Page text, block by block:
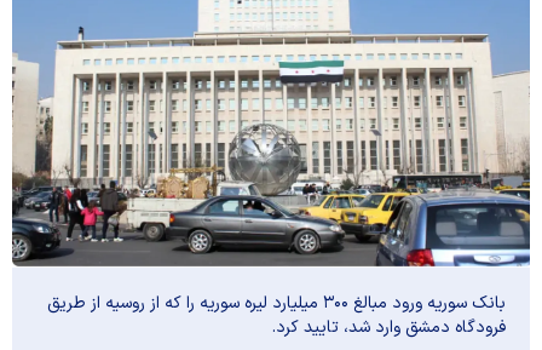
بانک سوریه ورود مبالغ ۳۰۰ میلیارد لیره سوریه را که از روسیه از طریق
فرودگاه دمشق وارد شد، تایید کرد.